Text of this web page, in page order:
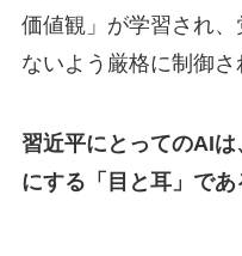
価値観」が学習され
ないよう厳格に制御さ
習近平にとってのAI
にする「目と耳」であ